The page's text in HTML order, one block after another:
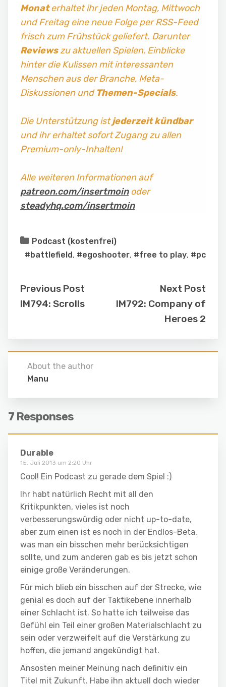
Monaterhaltet ihr jeden Montag, Mittwoch
und Freitag eine neue Folge per RSS-Feed
frisch zum Frühstück geliefert. Darunter
Reviewszu aktuellen Spielen, Einblicke
hinter die Kulissen mit interessanten
Menschen aus der Branche, Meta-
Diskussionen und Themen-Specials.
Die Unterstützung istjederzeit kündbar
und ihr erhaltet sofort Zugang zu allen
Premium-only-Inhalten!
Alle weiteren Informationen auf
patreon.com/insertmoinoder
steadyhq.com/insertmoin
Podcast (kostenfrei)
#battlefield, #egoshooter, #free to play, #pc
Previous Post
IM794: Scrolls
Next Post
IM792: Company of
Heroes 2
About the author
Manu
7 Responses
Durable
15. Juli 2013 um 2:20 Uhr
Cool! Ein Podcast zu gerade dem Spiel :)
Ihr habt natürlich Recht mit all den
Kritikpunkten, vieles ist noch
verbesserungswürdig oder nicht up-to-date,
aber zum einen ist es noch in der Endlos-Beta,
was man ein bisschen mehr berücksichtigen
sollte, und zum anderen gab es bis jetzt schon
einige große Veränderungen.
Für mich blieb ein bisschen auf der Strecke, wie
genial es doch auf der Taktikebene innerhalb
einer Schlacht ist. So hatte ich teilweise das
Gefühl ein Teil einer großen Materialschlacht zu
sein oder verzweifelt auf die Verstärkung zu
hoffen, die jemand angekündigt hat.
Ansosten meiner Meinung nach definitiv ein
Titel mit Zukunft. Habe ihn aktuell doch wieder